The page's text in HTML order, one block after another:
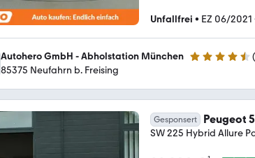
Unfallfrei • EZ 06/2021
Autohero GmbH - Abholstation München 4.4 Sterne (
85375 Neufahrn b. Freising
Gesponsert Peugeot
SW 225 Hybrid Allure